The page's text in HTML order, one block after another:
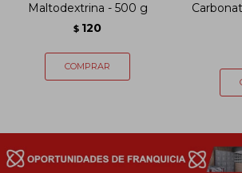
Maltodextrina - 500 g
$ 120